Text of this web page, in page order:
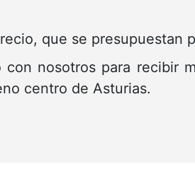
que se presupuestan
nosotros para recibir
centro de Asturias.